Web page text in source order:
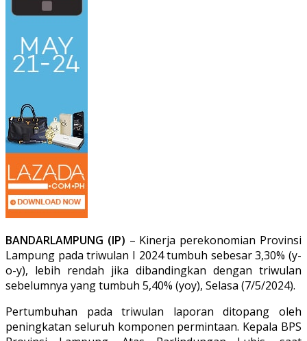
BANDARLAMPUNG (IP) – Kinerja perekonomian Provinsi
Lampung pada triwulan I 2024 tumbuh sebesar 3,30% (y-
o-y), lebih rendah jika dibandingkan dengan triwulan
sebelumnya yang tumbuh 5,40% (yoy), Selasa (7/5/2024).
Pertumbuhan pada triwulan laporan ditopang oleh
peningkatan seluruh komponen permintaan. Kepala BPS